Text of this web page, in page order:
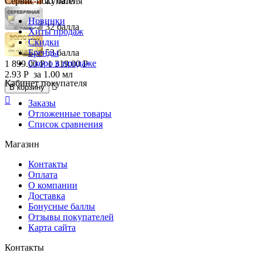
32 балла
53 балла
1 899.00 Р 1 319.00 Р
2.93 Р за 1.00 мл
В корзину


Новинки
Хиты продаж
Скидки
Бренды
Скоро в продаже
Кабинет покупателя
Заказы
Отложенные товары
Список сравнения
Магазин
Контакты
Оплата
О компании
Доставка
Бонусные баллы
Отзывы покупателей
Карта сайта
Контакты